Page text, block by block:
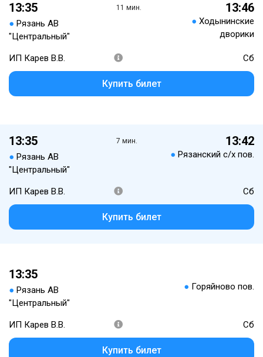
13:35
● Рязань АВ
"Центральный"
11 мин. 13:46
● Ходынинские
дворики
ИП Карев В.В. Сб
Купить билет
13:35
● Рязань АВ
"Центральный"
7 мин. 13:42
● Рязанский с/х пов.
ИП Карев В.В. Сб
Купить билет
13:35
● Рязань АВ
"Центральный"
● Горяйново пов.
ИП Карев В.В. Сб
Купить билет